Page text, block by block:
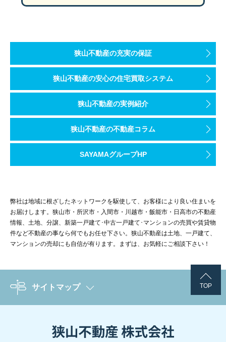
狭山不動産の充実の保証
狭山不動産の安心の住宅買取システム
狭山不動産の実例紹介
狭山不動産の不動産コラム
SAYAMAグループHP
弊社は地域に根ざしたネットワークを駆使して、お客様により良い住まいを
お届けします。狭山市・所沢市・入間市・川越市・飯能市・日高市の不動産
情報、土地、分譲、新築一戸建て･中古一戸建て･マンションの売買や賃貸物
件など不動産の事なら何でもお任せ下さい。狭山不動産は土地、一戸建て、
マンションの売却にも自信が有ります。まずは、お気軽にご相談下さい！
TOP
サイトマップ